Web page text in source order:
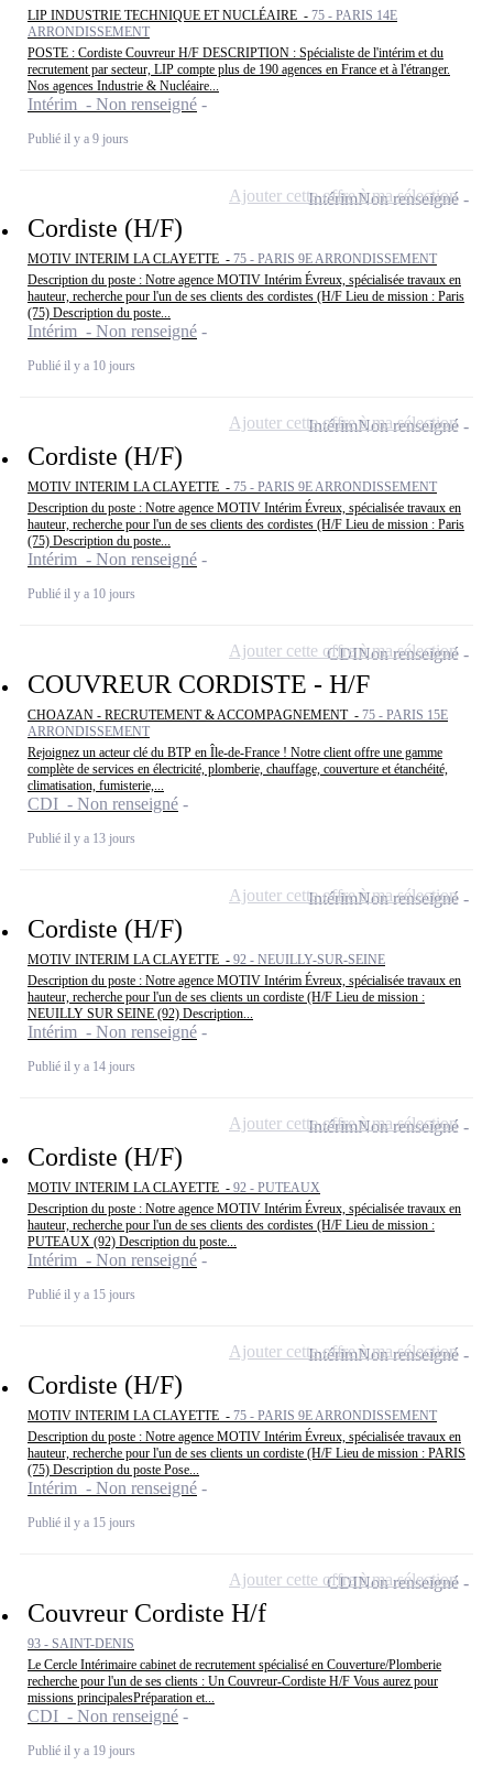
LIP INDUSTRIE TECHNIQUE ET NUCLÉAIRE - 75 - PARIS 14E
ARRONDISSEMENT
POSTE : Cordiste Couvreur H/F DESCRIPTION : Spécialiste de l'intérim et du
recrutement par secteur, LIP compte plus de 190 agences en France et à l'étranger.
Nos agences Industrie & Nucléaire...
Intérim - Non renseigné
Publié il y a 9 jours
Cordiste (H/F)
MOTIV INTERIM LA CLAYETTE - 75 - PARIS 9E ARRONDISSEMENT
Description du poste : Notre agence MOTIV Intérim Évreux, spécialisée travaux en
hauteur, recherche pour l'un de ses clients des cordistes (H/F Lieu de mission : Paris
(75) Description du poste...
Intérim - Non renseigné
Publié il y a 10 jours
IntérimNon renseigné
Ajouter cette offre à ma sélection
Cordiste (H/F)
MOTIV INTERIM LA CLAYETTE - 75 - PARIS 9E ARRONDISSEMENT
Description du poste : Notre agence MOTIV Intérim Évreux, spécialisée travaux en
hauteur, recherche pour l'un de ses clients des cordistes (H/F Lieu de mission : Paris
(75) Description du poste...
Intérim - Non renseigné
Publié il y a 10 jours
IntérimNon renseigné
Ajouter cette offre à ma sélection
COUVREUR CORDISTE - H/F
CHOAZAN - RECRUTEMENT & ACCOMPAGNEMENT - 75 - PARIS 15E
ARRONDISSEMENT
Rejoignez un acteur clé du BTP en Île-de-France ! Notre client offre une gamme
complète de services en électricité, plomberie, chauffage, couverture et étanchéité,
climatisation, fumisterie,...
CDI - Non renseigné
Publié il y a 13 jours
CDINon renseigné
Ajouter cette offre à ma sélection
Cordiste (H/F)
MOTIV INTERIM LA CLAYETTE - 92 - NEUILLY-SUR-SEINE
Description du poste : Notre agence MOTIV Intérim Évreux, spécialisée travaux en
hauteur, recherche pour l'un de ses clients un cordiste (H/F Lieu de mission :
NEUILLY SUR SEINE (92) Description...
Intérim - Non renseigné
Publié il y a 14 jours
IntérimNon renseigné
Ajouter cette offre à ma sélection
Cordiste (H/F)
MOTIV INTERIM LA CLAYETTE - 92 - PUTEAUX
Description du poste : Notre agence MOTIV Intérim Évreux, spécialisée travaux en
hauteur, recherche pour l'un de ses clients des cordistes (H/F Lieu de mission :
PUTEAUX (92) Description du poste...
Intérim - Non renseigné
Publié il y a 15 jours
IntérimNon renseigné
Ajouter cette offre à ma sélection
Cordiste (H/F)
MOTIV INTERIM LA CLAYETTE - 75 - PARIS 9E ARRONDISSEMENT
Description du poste : Notre agence MOTIV Intérim Évreux, spécialisée travaux en
hauteur, recherche pour l'un de ses clients un cordiste (H/F Lieu de mission : PARIS
(75) Description du poste Pose...
Intérim - Non renseigné
Publié il y a 15 jours
IntérimNon renseigné
Ajouter cette offre à ma sélection
Couvreur Cordiste H/f
93 - SAINT-DENIS
Le Cercle Intérimaire cabinet de recrutement spécialisé en Couverture/Plomberie
recherche pour l'un de ses clients : Un Couvreur-Cordiste H/F Vous aurez pour
missions principalesPréparation et...
CDI - Non renseigné
Publié il y a 19 jours
CDINon renseigné
Ajouter cette offre à ma sélection